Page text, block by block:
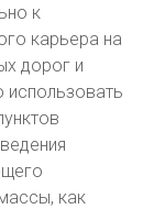
к
карьера на
дорог и
как